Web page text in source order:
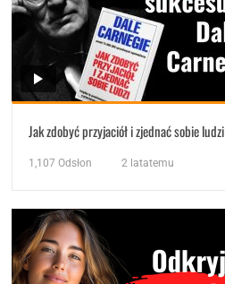
Jak zdobyć przyjaciół i zjednać sobie ludzi
1,107 Odsłon 2 latatemu